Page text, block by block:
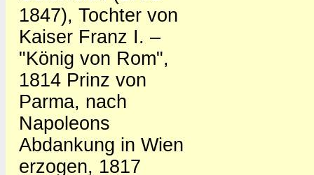
1847), Tochter von
Kaiser Franz I. –
"König von Rom",
1814 Prinz von
Parma, nach
Napoleons
Abdankung in Wien
erzogen, 1817